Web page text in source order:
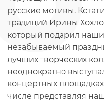
русские мотивы.
традиций Ирины
который подарил
незабываемый
лучших творческих
неоднократно
концертных
числе представляя